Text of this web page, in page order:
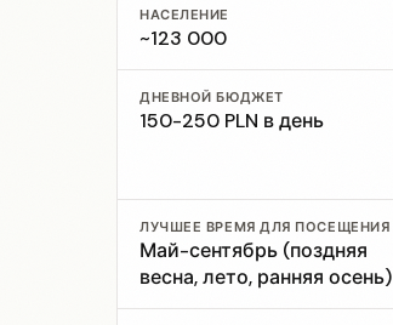
НАСЕЛЕНИЕ
~123 000
ДНЕВНОЙ БЮДЖЕТ
150-250 PLN в день
ЛУЧШЕЕ ВРЕМЯ ДЛЯ ПОСЕЩЕНИЯ
Май-сентябрь (поздняя
весна, лето, ранняя осень)